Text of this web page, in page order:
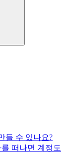
들 수 있나요?
떠나면 계정도